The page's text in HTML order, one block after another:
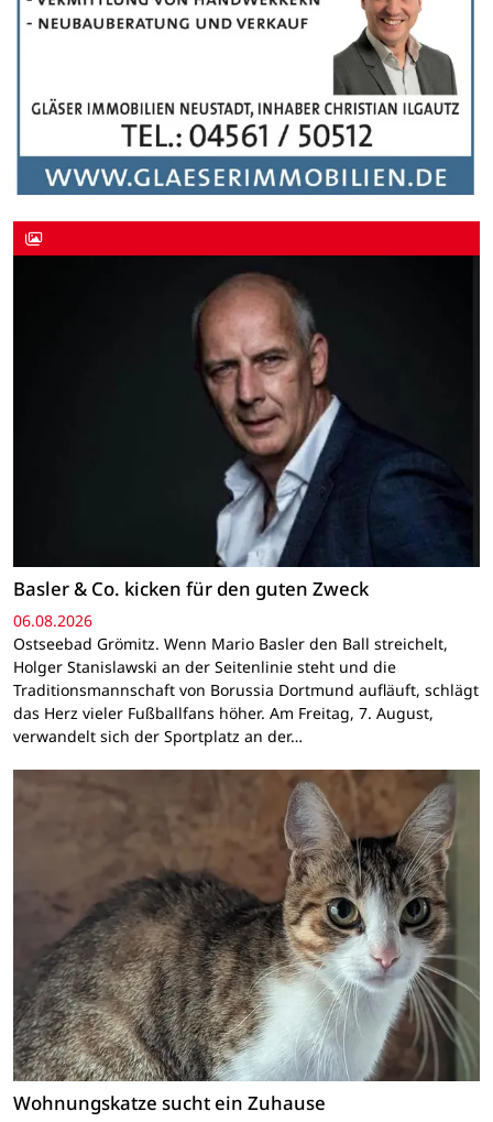
Basler & Co. kicken für den guten Zweck
06.08.2026
Ostseebad Grömitz. Wenn Mario Basler den Ball streichelt,
Holger Stanislawski an der Seitenlinie steht und die
Traditionsmannschaft von Borussia Dortmund aufläuft, schlägt
das Herz vieler Fußballfans höher. Am Freitag, 7. August,
verwandelt sich der Sportplatz an der…
Wohnungskatze sucht ein Zuhause